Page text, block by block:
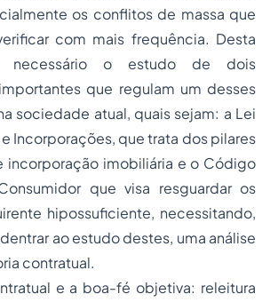
os conflitos de massa que
com mais frequência. Desta
necessário o estudo de dois
que regulam um desses
sociedade atual, quais sejam: a Lei
Incorporações, que trata dos pilares
incorporação imobiliária e o Código
que visa resguardar os
hipossuficiente, necessitando,
ao estudo destes, uma análise
contratual.
e a boa-fé objetiva: releitura